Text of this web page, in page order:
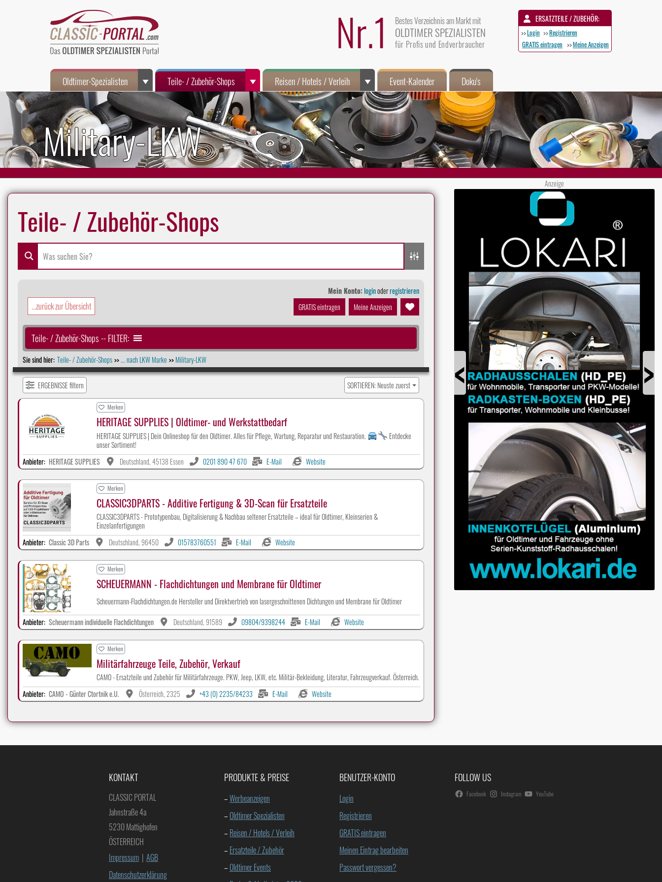
ERSATZTEILE / ZUBEHÖR:
>>Login >>Registrieren
GRATIS eintragen >>Meine Anzeigen
Nr.1 Bestes Verzeichnis am Markt mit
OLDTIMER SPEZIALISTEN
für Profis und Endverbraucher
Oldtimer-Spezialisten Teile- / Zubehör-Shops Reisen / Hotels / Verleih Event-Kalender Doku's
Military-LKW
Teile- / Zubehör-Shops
...zurück zur Übersicht
Mein Konto: loginoderregistrieren
GRATIS eintragen
Meine Anzeigen
Teile- / Zubehör-Shops -- FILTER:
Sie sind hier: Teile- / Zubehör-Shops >>... nach LKW Marke >> Military-LKW
ERGEBNISSE filtern SORTIEREN: Neuste zuerst
Merken
HERITAGE SUPPLIES | Oldtimer- und Werkstattbedarf
HERITAGE SUPPLIES | Dein Onlineshop für den Oldtimer. Alles für Pflege, Wartung, Reparatur und Restauration.
Entdecke
unser Sortiment!
Anbieter: HERITAGE SUPPLIES Deutschland, 45138 Essen 0201 890 47 670 E-Mail Website
Merken
CLASSIC3DPARTS - Additive Fertigung & 3D-Scan für Ersatzteile
CLASSIC3DPARTS - Prototypenbau, Digitalisierung & Nachbau seltener Ersatzteile – ideal für Oldtimer, Kleinserien &
Einzelanfertigungen
Anbieter: Classic 3D Parts Deutschland, 96450 015783760551 E-Mail Website
Merken
SCHEUERMANN - Flachdichtungen und Membrane für Oldtimer
Scheuermann-Flachdichtungen.de Hersteller und Direktvertrieb von lasergeschnittenen Dichtungen und Membrane für Oldtimer
Anbieter: Scheuermann individuelle Flachdichtungen Deutschland, 91589 09804/9398244 E-Mail Website
Merken
Militärfahrzeuge Teile, Zubehör, Verkauf
CAMO - Ersatzteile und Zubehör für Militärfahrzeuge. PKW, Jeep, LKW, etc. Militär-Bekleidung, Literatur, Fahrzeugverkauf. Österreich.
Anbieter: CAMO - Günter Ctortnik e.U. Österreich, 2325 +43 (0) 2235/84233 E-Mail Website
Anzeige
Werbeanzeigen auf CLASSIC-PORTAL.com
Next
Prev
KONTAKT
CLASSIC PORTAL
Jahnstraße 4a
5230 Mattighofen
ÖSTERREICH
Impressum | AGB
Datenschutzerklärung
PRODUKTE & PREISE
–Werbeanzeigen
– Oldtimer Spezialisten
– Reisen / Hotels / Verleih
– Ersatzteile / Zubehör
– Oldtimer Events
BENUTZER-KONTO
Login
Registrieren
GRATIS eintragen
Meinen Eintrag bearbeiten
Passwort vergessen?
FOLLOW US
Facebook Instagram YouTube